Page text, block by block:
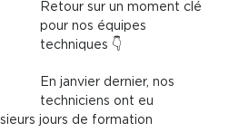
Retour sur un moment clé
pour nos équipes
techniques 👇
En janvier dernier, nos
techniciens ont eu
jours de formation